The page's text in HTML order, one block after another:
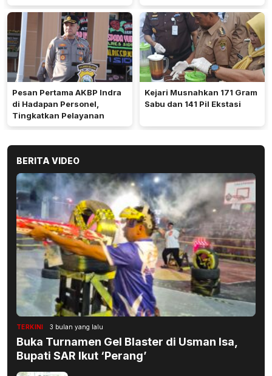
Gizi Berbasis AI
optimal meski di tengah
keterbatasan air.
Pesan Pertama AKBP Indra
di Hadapan Personel,
Tingkatkan Pelayanan
Kejari Musnahkan 171 Gram
Sabu dan 141 Pil Ekstasi
BERITA VIDEO
TERKINI 3 bulan yang lalu
Buka Turnamen Gel Blaster di Usman Isa,
Bupati SAR Ikut ‘Perang’